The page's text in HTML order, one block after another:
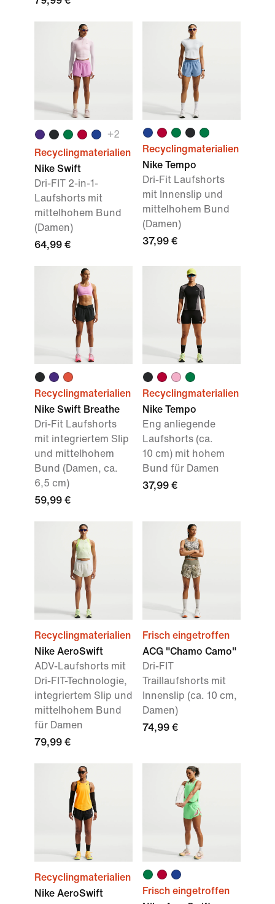
+2
Recyclingmaterialien
Nike Swift
Dri-FIT 2-in-1-
Laufshorts mit
mittelhohem Bund
(Damen)
64,99 €
Recyclingmaterialien
Nike Tempo
Dri-Fit Laufshorts
mit Innenslip und
mittelhohem Bund
(Damen)
37,99 €
Recyclingmaterialien
Nike Swift Breathe
Dri-Fit Laufshorts
mit integriertem Slip
und mittelhohem
Bund (Damen, ca.
6,5 cm)
59,99 €
Recyclingmaterialien
Nike Tempo
Eng anliegende
Laufshorts (ca.
10 cm) mit hohem
Bund für Damen
37,99 €
Recyclingmaterialien
Nike AeroSwift
ADV-Laufshorts mit
Dri-FIT-Technologie,
integriertem Slip und
mittelhohem Bund
für Damen
79,99 €
Frisch eingetroffen
ACG "Chamo Camo"
Dri-FIT
Traillaufshorts mit
Innenslip (ca. 10 cm,
Damen)
74,99 €
Recyclingmaterialien
Nike AeroSwift
Frisch eingetroffen